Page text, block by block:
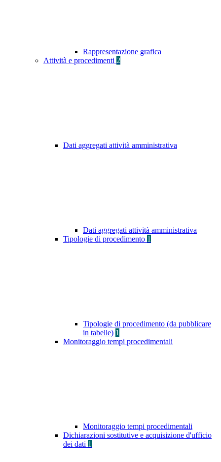
Rappresentazione grafica
Attività e procedimenti 2
Dati aggregati attività amministrativa
Dati aggregati attività amministrativa
Tipologie di procedimento 1
Tipologie di procedimento (da pubblicare
in tabelle) 1
Monitoraggio tempi procedimentali
Monitoraggio tempi procedimentali
Dichiarazioni sostitutive e acquisizione d'ufficio
dei dati 1